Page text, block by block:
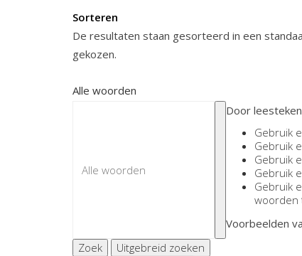
Sorteren
De resultaten staan gesorteerd in een
gekozen.
Alle woorden
Door
Gebruik
Gebruik
Gebruik
Gebruik
Gebruik
woorden
Voorbeelden
Zoek
Uitgebreid zoeken